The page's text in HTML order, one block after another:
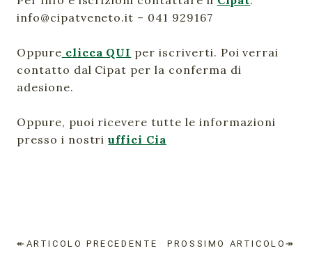
info@cipatveneto.it – 041 929167
Oppure clicca QUI per iscriverti. Poi verrai
contatto dal Cipat per la conferma di
adesione.
Oppure, puoi ricevere tutte le informazioni
presso i nostriuffici Cia
↞ARTICOLO PRECEDENTE PROSSIMO ARTICOLO↠